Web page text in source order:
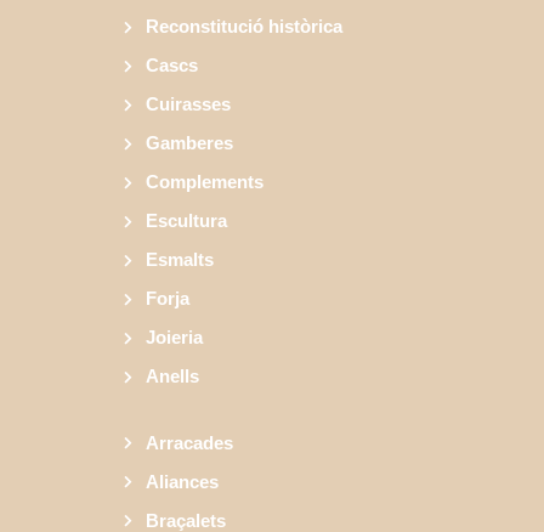
Reconstitució històrica
Cascs
Cuirasses
Gamberes
Complements
Escultura
Esmalts
Forja
Joieria
Anells
Arracades
Aliances
Braçalets